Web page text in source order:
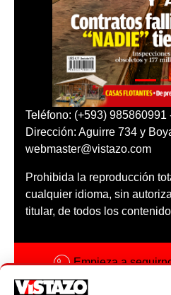
Teléfono: (+593) 985860991
Dirección: Aguirre 734 y
webmaster@vistazo.com
Prohibida la reproducción
cualquier idioma, sin
titular, de todos los
Empieza a